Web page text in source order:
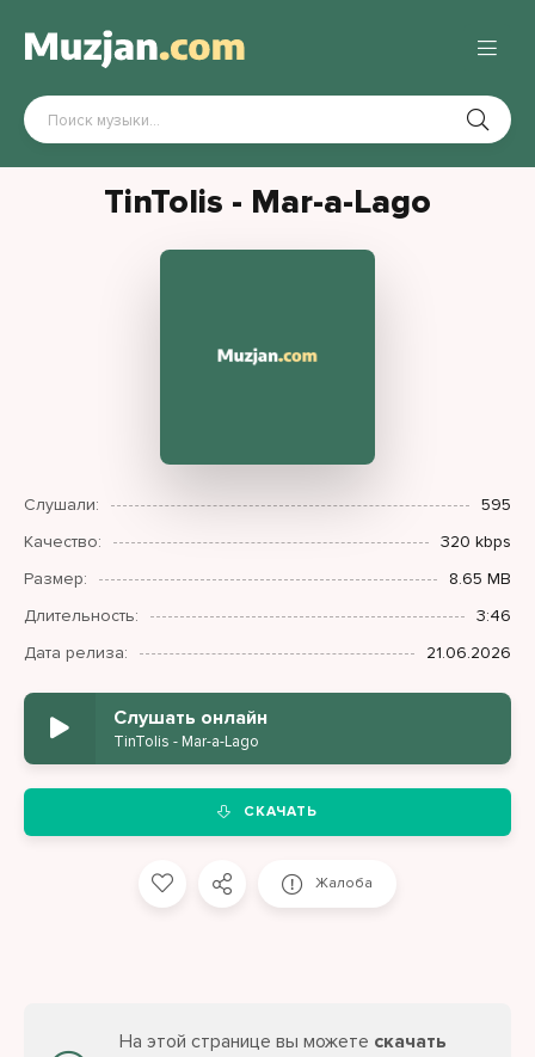
TinTolis - Mar-a-Lago
Слушали:
595
Качество:
320 kbps
Размер:
8.65 MB
Длительность:
3:46
Дата релиза:
21.06.2026
Слушать онлайн
TinTolis - Mar-a-Lago
СКАЧАТЬ
Жалоба
На этой странице вы можете скачать